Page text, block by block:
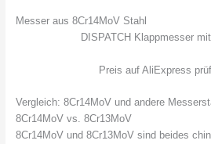
Messer aus 8Cr14MoV Stahl
DISPATCH Klappmesser
Preis auf AliExpress
Vergleich: 8Cr14MoV und andere
8Cr14MoV vs. 8Cr13MoV
8Cr14MoV und 8Cr13MoV sind beides